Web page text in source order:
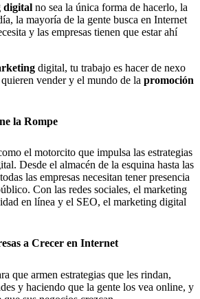
digital no sea la única forma de hacerlo, la
la mayoría de la gente busca en Internet
y las empresas tienen que estar ahí
digital, tu trabajo es hacer de nexo
vender y el mundo de la promoción
la Rompe
el motorcito que impulsa las estrategias
Desde el almacén de la esquina hasta las
las empresas necesitan tener presencia
Con las redes sociales, el marketing
en línea y el SEO, el marketing digital
a Crecer en Internet
que armen estrategias que les rindan,
y haciendo que la gente los vea online, y